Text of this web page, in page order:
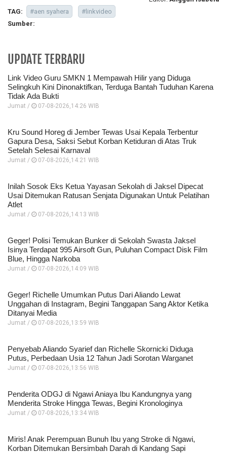
TAG:
#aen syahera
#linkvideo
Sumber:
UPDATE TERBARU
Link Video Guru SMKN 1 Mempawah Hilir yang Diduga
Selingkuh Kini Dinonaktifkan, Terduga Bantah Tuduhan Karena
Tidak Ada Bukti
Jumat / 07-08-2026,14:26 WIB
Kru Sound Horeg di Jember Tewas Usai Kepala Terbentur
Gapura Desa, Saksi Sebut Korban Ketiduran di Atas Truk
Setelah Selesai Karnaval
Jumat / 07-08-2026,14:21 WIB
Inilah Sosok Eks Ketua Yayasan Sekolah di Jaksel Dipecat
Usai Ditemukan Ratusan Senjata Digunakan Untuk Pelatihan
Atlet
Jumat / 07-08-2026,14:13 WIB
Geger! Polisi Temukan Bunker di Sekolah Swasta Jaksel
Isinya Terdapat 995 Airsoft Gun, Puluhan Compact Disk Film
Blue, Hingga Narkoba
Jumat / 07-08-2026,14:09 WIB
Geger! Richelle Umumkan Putus Dari Aliando Lewat
Unggahan di Instagram, Begini Tanggapan Sang Aktor Ketika
Ditanyai Media
Jumat / 07-08-2026,13:59 WIB
Penyebab Aliando Syarief dan Richelle Skornicki Diduga
Putus, Perbedaan Usia 12 Tahun Jadi Sorotan Warganet
Jumat / 07-08-2026,13:56 WIB
Penderita ODGJ di Ngawi Aniaya Ibu Kandungnya yang
Menderita Stroke Hingga Tewas, Begini Kronologinya
Jumat / 07-08-2026,13:34 WIB
Miris! Anak Perempuan Bunuh Ibu yang Stroke di Ngawi,
Korban Ditemukan Bersimbah Darah di Kandang Sapi